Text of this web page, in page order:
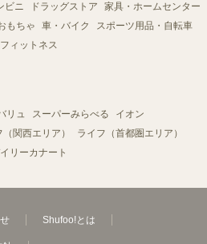
ビニ ドラッグストア
家具・ホームセンター
もちゃ 車・バイク
スポーツ用品・自転車
ィットネス
リュ スーパーみらべる
イオン
関西エリア）
ライフ（首都圏エリア）
リーカナート
Shufoo!とは